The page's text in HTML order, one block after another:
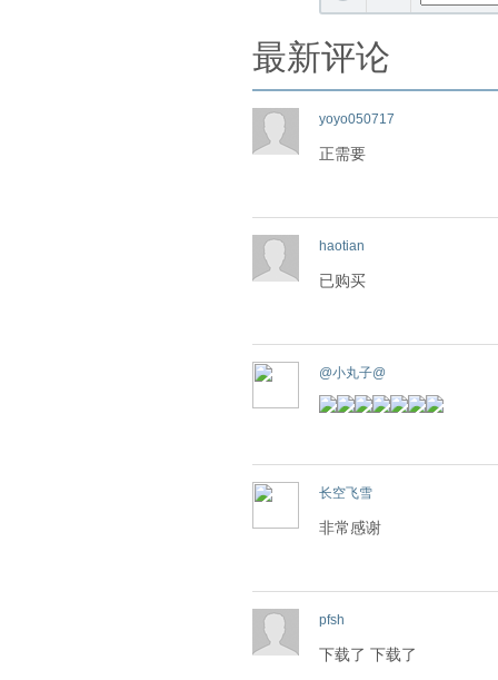
最新评论
yoyo050717
正需要
haotian
已购买
@小丸子@
长空飞雪
非常感谢
pfsh
下载了 下载了